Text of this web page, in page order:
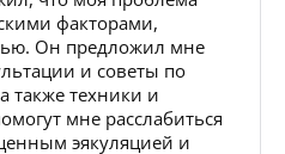
факторами,
Он предложил мне
и советы по
также техники и
мне расслабиться
эякуляцией и